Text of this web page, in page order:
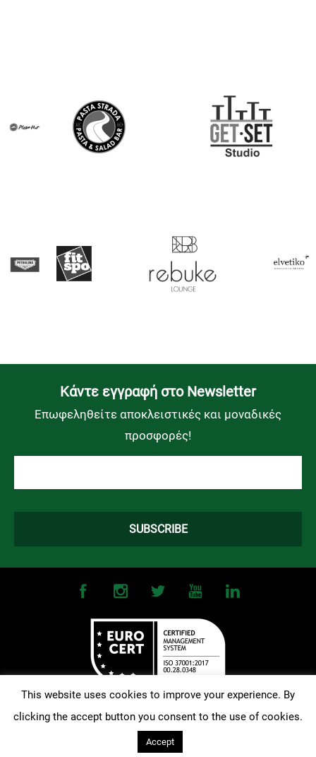
Kάντε εγγραφή στο Newsletter
Επωφεληθείτε αποκλειστικές και μοναδικές
προσφορές!
©2026OMONOIA FC. All Rights Reserved | Terms and Conditions|
| Designed and Developed by
This website uses cookies to improve your experience. By
clicking the accept button you consent to the use of cookies.
Accept